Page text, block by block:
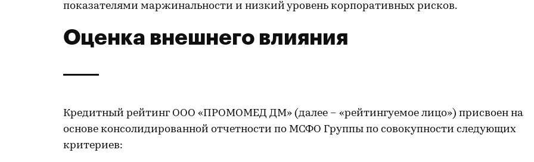
показателями маржинальности и низкий уровень корпоративных рисков.
Оценка внешнего влияния
Кредитный рейтинг ООО «ПРОМОМЕД ДМ» (далее – «рейтингуемое лицо») присвоен на
основе консолидированной отчетности по МСФО Группы по совокупности следующих
критериев: